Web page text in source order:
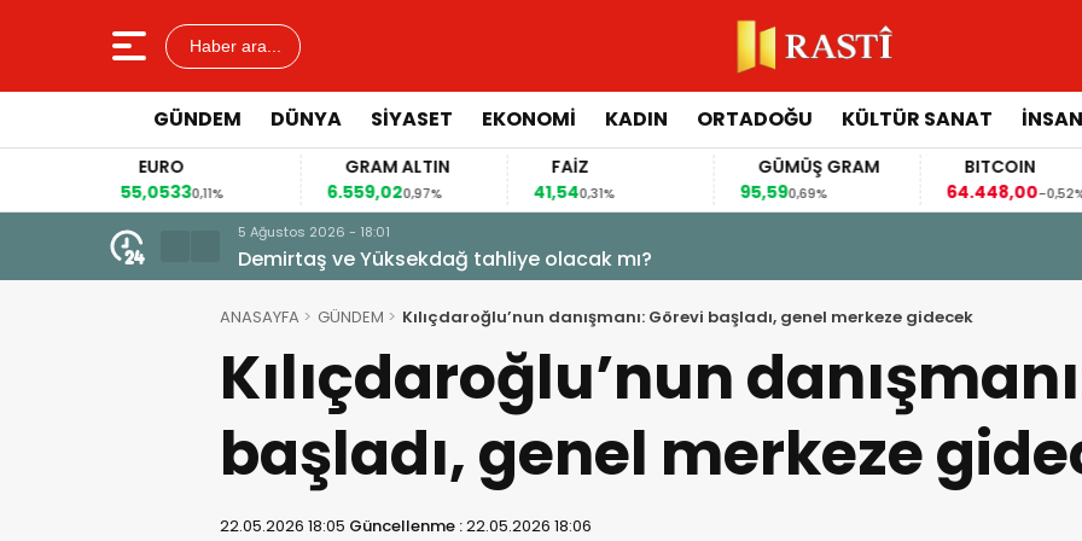
Haber ara...
GÜNDEM DÜNYA SİYASET EKONOMİ KADIN ORTADOĞU KÜLTÜR SANAT
EURO
55,05330,11%
GRAM ALTIN
6.559,020,97%
FAİZ
41,540,31%
GÜMÜŞ GRAM
95,590,69%
BITCOIN
64.448,00-0,52%
5 Ağustos 2026 - 18:01
Demirtaş ve Yüksekdağ tahliye olacak mı?
ANASAYFA GÜNDEM Kılıçdaroğlu’nun danışmanı: Görevi başladı, genel merkeze gidecek
Kılıçdaroğlu’nun
başladı, genel merkeze
22.05.2026 18:05 Güncellenme :22.05.2026 18:06